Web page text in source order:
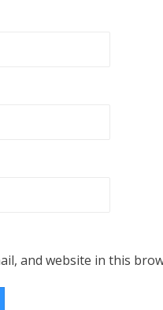
and website in this